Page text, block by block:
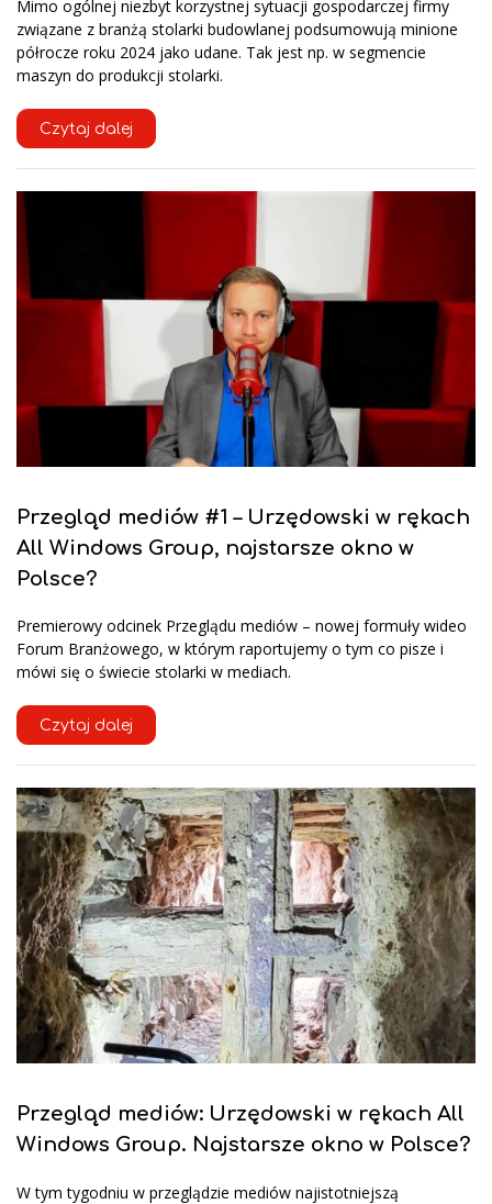
Mimo ogólnej niezbyt korzystnej sytuacji gospodarczej firmy
związane z branżą stolarki budowlanej podsumowują minione
półrocze roku 2024 jako udane. Tak jest np. w segmencie
maszyn do produkcji stolarki.
Czytaj dalej
Przegląd mediów #1 – Urzędowski w rękach
All Windows Group, najstarsze okno w
Polsce?
Premierowy odcinek Przeglądu mediów – nowej formuły wideo
Forum Branżowego, w którym raportujemy o tym co pisze i
mówi się o świecie stolarki w mediach.
Czytaj dalej
Przegląd mediów: Urzędowski w rękach All
Windows Group. Najstarsze okno w Polsce?
W tym tygodniu w przeglądzie mediów najistotniejszą